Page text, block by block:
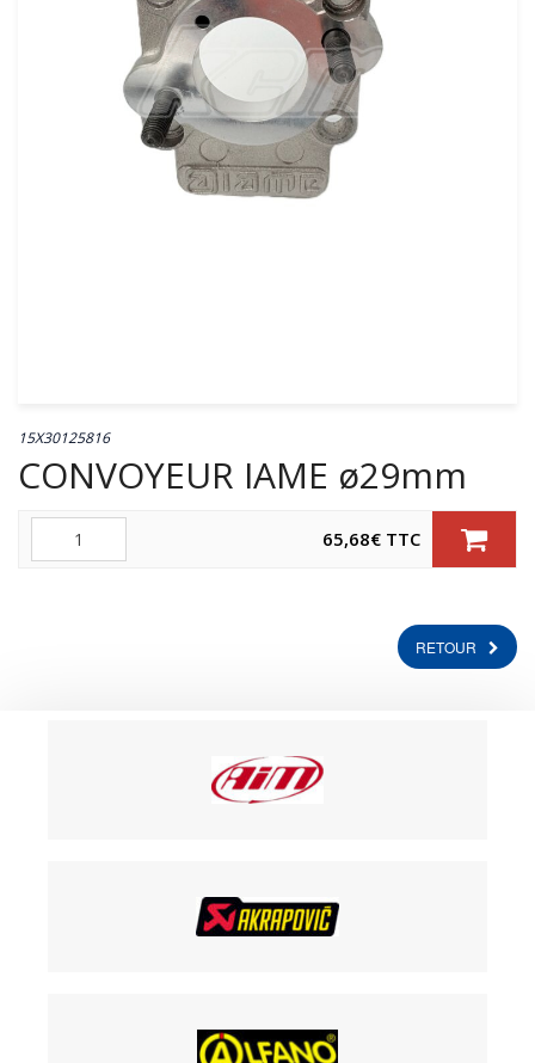
15X30125816
CONVOYEUR IAME ø29mm
Quantité 65,68€ TTC
RETOUR